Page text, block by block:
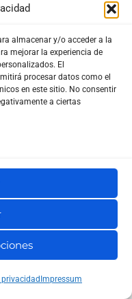
almacenar y/o acceder a la
mejorar la experiencia de
El
procesar datos como el
en este sitio. No consentir
a ciertas
Impressum